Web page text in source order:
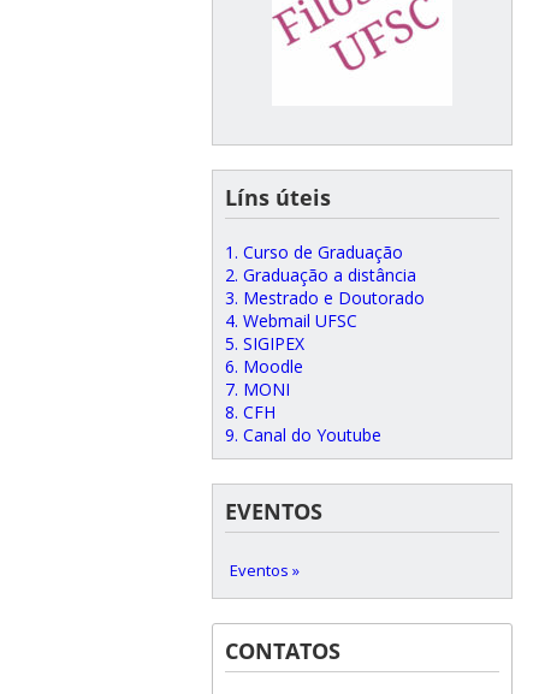
Líns úteis
1. Curso de Graduação
2. Graduação a distância
3. Mestrado e Doutorado
4. Webmail UFSC
5. SIGIPEX
6. Moodle
7. MONI
8. CFH
9. Canal do Youtube
EVENTOS
Eventos »
CONTATOS